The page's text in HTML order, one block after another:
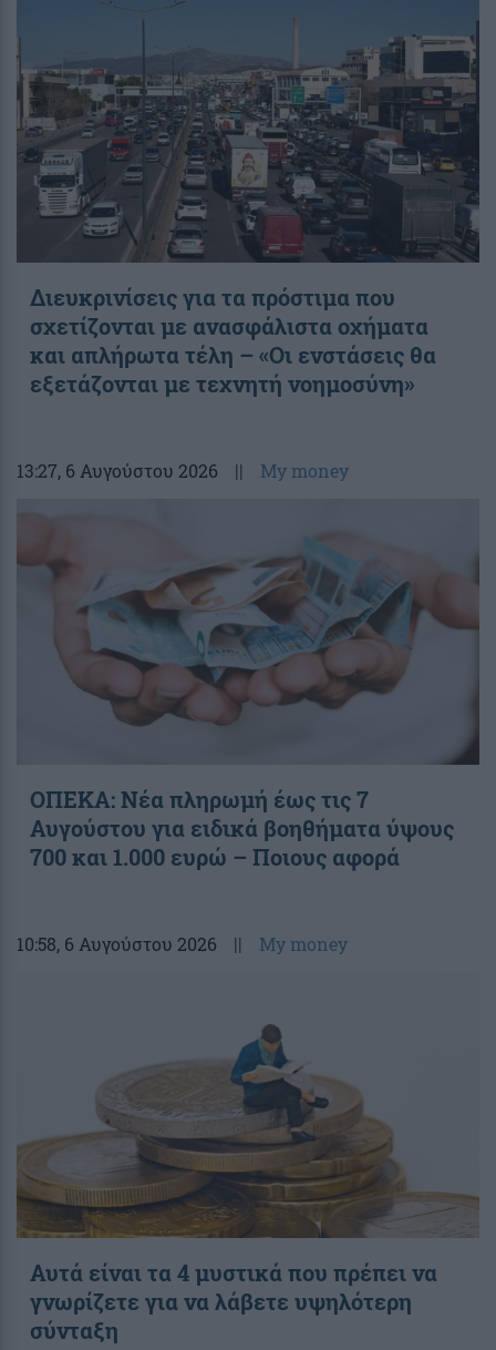
Διευκρινίσεις για τα πρόστιμα που
σχετίζονται με ανασφάλιστα οχήματα
και απλήρωτα τέλη – «Οι ενστάσεις θα
εξετάζονται με τεχνητή νοημοσύνη»
13:27, 6 Αυγούστου 2026 || My money
ΟΠΕΚΑ: Νέα πληρωμή έως τις 7
Αυγούστου για ειδικά βοηθήματα ύψους
700 και 1.000 ευρώ – Ποιους αφορά
10:58, 6 Αυγούστου 2026 || My money
Αυτά είναι τα 4 μυστικά που πρέπει να
γνωρίζετε για να λάβετε υψηλότερη
σύνταξη